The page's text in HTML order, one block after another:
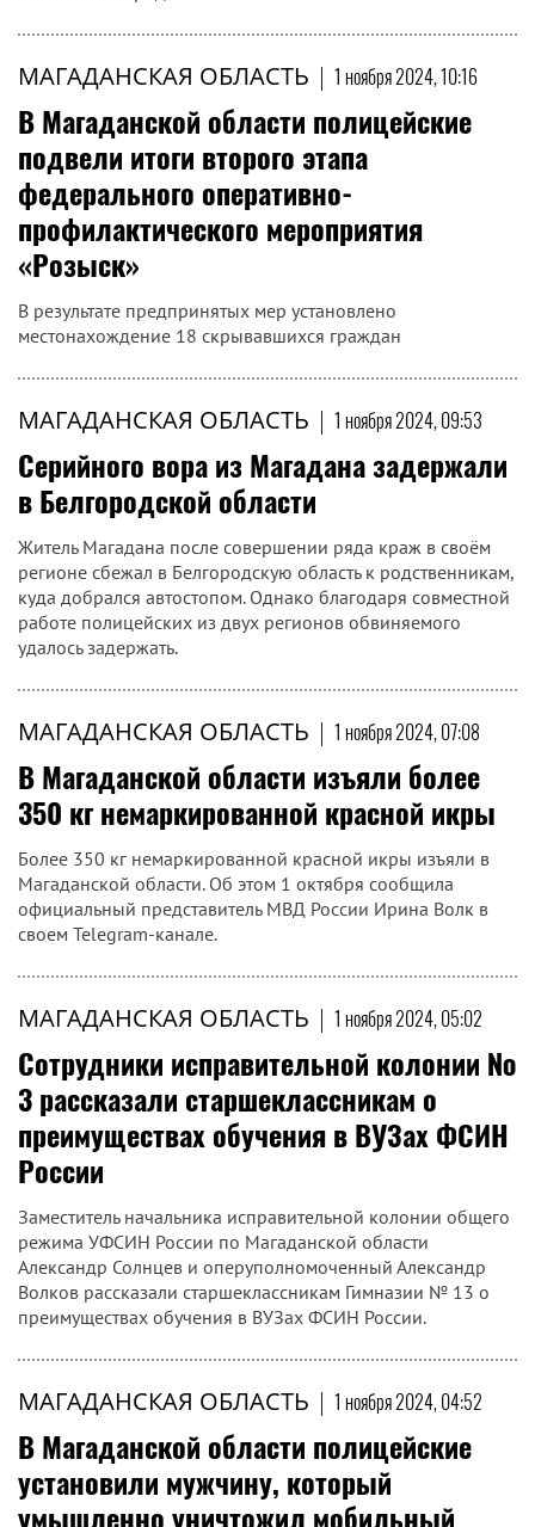
МАГАДАНСКАЯ ОБЛАСТЬ |1 ноября 2024, 11:24
Более 350 килограммов
немаркированной красной икры изъято
в Магаданской области
Местная жительница с сообщниками недалеко от села
Ямск Магаданской области организовала вылов рыб
лососевых пород.
МАГАДАНСКАЯ ОБЛАСТЬ | 1 ноября 2024, 10:16
В Магаданской области полицейские
подвели итоги второго этапа
федерального оперативно-
профилактического мероприятия
«Розыск»
В результате предпринятых мер установлено
МАГАДАНСКАЯ ОБЛАСТЬ |
Серийного вора из Магадана задержали
в Белгородской области
Житель Магадана после совершении ряда краж в своём
регионе сбежал в Белгородскую область к родственникам,
куда добрался автостопом. Однако благодаря совместной
удалось задержать.
МАГАДАНСКАЯ ОБЛАСТЬ|1 ноября 2024, 07:08
В Магаданской области изъяли более
350 кг немаркированной красной икры
Магаданской области. Об этом 1 октября сообщила
официальный представитель МВД России Ирина Волк в
своем Telegram-канале.
МАГАДАНСКАЯ ОБЛАСТЬ|1 ноября 2024, 05:02
Сотрудники исправительной колонии №
3 рассказали старшеклассникам о
преимуществах обучения в ВУЗах ФСИН
России